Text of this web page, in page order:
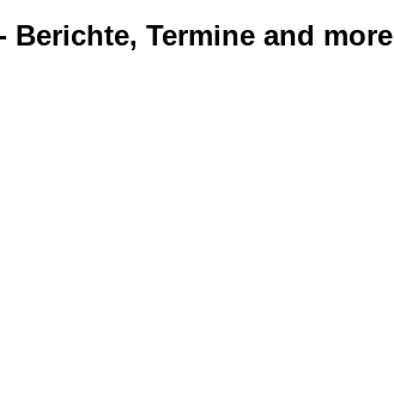
Termine and more